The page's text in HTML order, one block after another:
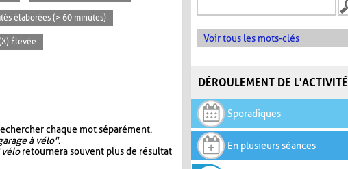
Voir tous les mots-clés
DÉROULEMENT DE L'ACTIVITÉ
Sporadiques
En plusieurs séances
élaborées (> 60 minutes)
Élevée
chaque mot séparément.
à vélo".
véloretournera souvent plus de résultat